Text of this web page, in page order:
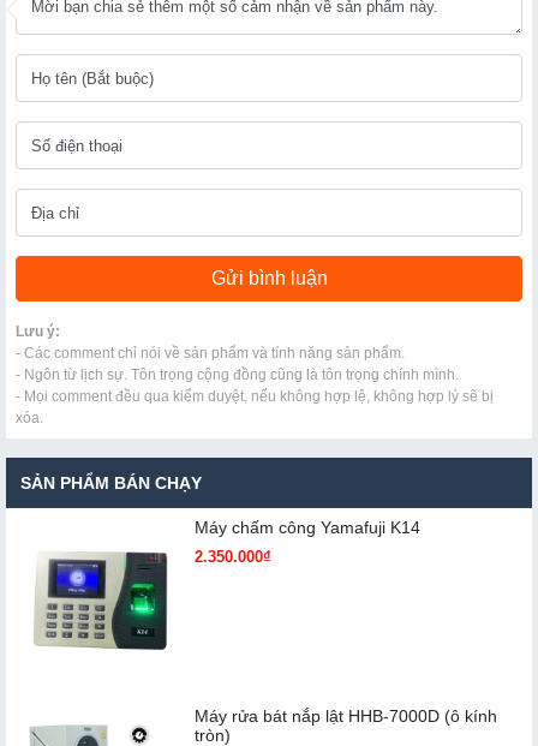
Lưu ý:
- Các comment chỉ nói về sản phẩm và tính năng sản phẩm.
- Ngôn từ lịch sự. Tôn trọng cộng đồng cũng là tôn trọng chính mình.
- Mọi comment đều qua kiểm duyệt, nếu không hợp lệ, không hợp lý sẽ bị
xóa.
SẢN PHẨM BÁN CHẠY
Máy chấm cô​ng Yamafuji K14
2.350.000₫
Máy rửa bát nắp lật HHB-7000D (ô kính
tròn)